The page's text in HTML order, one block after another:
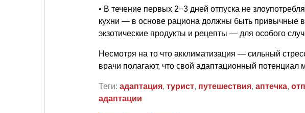
• В течение первых 2−3 дней отпуска не
кухни — в основе рациона должны быть привычные
экзотические продукты и рецепты — для особого
Несмотря на то что акклиматизация — сильный
врачи полагают, что свой адаптационный потенциал
Теги: адаптация, турист, путешествия, аптечка,
адаптации